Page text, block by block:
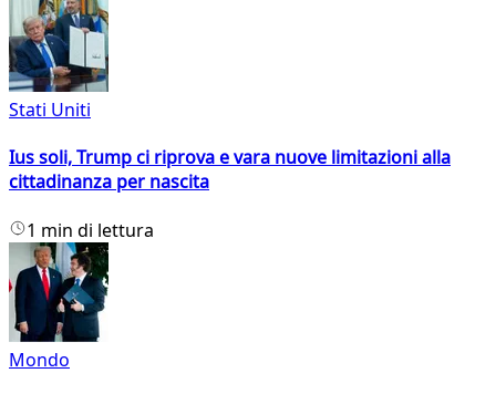
Stati Uniti
Ius soli, Trump ci riprova e vara nuove limitazioni alla
cittadinanza per nascita
1 min di lettura
Mondo